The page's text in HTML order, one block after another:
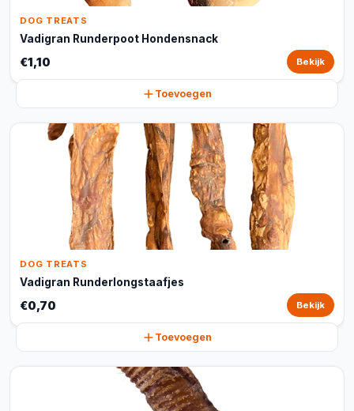
DOG TREATS
Vadigran Runderpoot Hondensnack
€1,10 Bekijk
Toevoegen
DOG TREATS
Vadigran Runderlongstaafjes
€0,70 Bekijk
Toevoegen